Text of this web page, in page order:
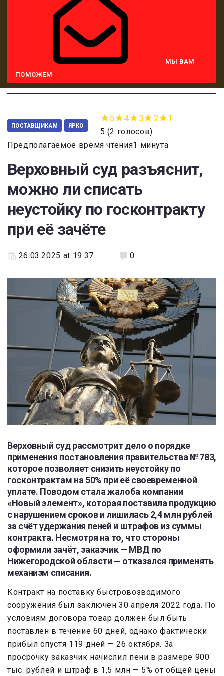
МЫ ВАМ
ПОМОЖЕМ
ПОСТАВЩИКАМ ЯРКО
5 4 3 2 1
5 (2 голосов)
Предполагаемое время чтения1 минута
Верховный суд разъяснит,
можно ли списать
неустойку по госконтракту
при её зачёте
26.03.2025 at 19:37 0
Верховный суд рассмотрит дело о порядке
применения постановления правительства № 783,
которое позволяет снизить неустойку по
госконтрактам на 50% при её своевременной
уплате. Поводом стала жалоба компании
«Новый элемент», которая поставила продукцию
с нарушением сроков и лишилась 2,4 млн рублей
за счёт удержания пеней и штрафов из суммы
контракта. Несмотря на то, что стороны
оформили зачёт, заказчик — МВД по
Нижегородской области — отказался применять
механизм списания.
Контракт на поставку быстровозводимого
сооружения был заключён 30 апреля 2022 года. По
условиям договора товар должен был быть
поставлен в течение 60 дней, однако фактически
прибыл спустя 119 дней — 26 октября. За
просрочку заказчик начислил пени в размере 900
тыс. рублей и штраф в 1,5 млн — 5% от общей цены